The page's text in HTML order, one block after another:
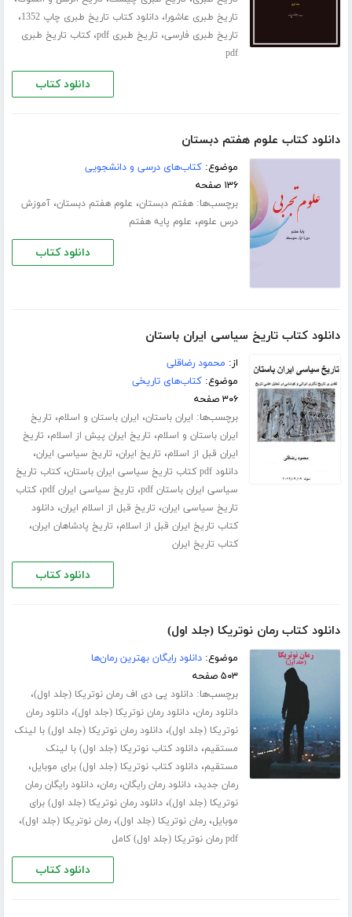
تاریخ طبری عاشورا،دانلود کتاب تاریخ طبری چاپ 1352 ،
تاریخ طبری فارسی، تاریخ طبری pdf ،کتاب تاریخ طبری
pdf
دانلود کتاب
دانلود کتاب علوم هفتم دبستان
موضوع:کتاب‌های درسی و دانشجویی
۱۳۶ صفحه
برچسب‌ها:هفتم دبستان، علوم هفتم دبستان،آموزش
درس علوم، علوم پایه هفتم
دانلود کتاب
دانلود کتاب تاریخ سیاسی ایران باستان
از: محمود رضاقلی
موضوع:کتاب‌های تاریخی
۳۰۶ صفحه
برچسب‌ها: ایران باستان، ایران باستان و اسلام، تاریخ
ایران باستان و اسلام، تاریخ ایران پیش از اسلام، تاریخ
ایران قبل از اسلام، تاریخ ایران، تاریخ سیاسی ایران،
دانلود pdf کتاب تاریخ سیاسی ایران باستان ،کتاب تاریخ
سیاسی ایران باستان pdf
، تاریخ سیاسی ایران pdf ،کتاب
تاریخ سیاسی ایران، تاریخ قبل از اسلام ایران،دانلود
کتاب تاریخ ایران قبل از اسلام، تاریخ پادشاهان ایران،
کتاب تاریخ ایران
دانلود کتاب
دانلود کتاب رمان نوتریکا (جلد اول)
موضوع:دانلود رایگان بهترین رمان‌ها
۵۰۳ صفحه
برچسب‌ها:دانلود پی دی اف رمان نوتریکا (جلد اول)،
دانلود رمان،دانلود رمان نوتریکا (جلد اول)،دانلود رمان
نوتریکا (جلد اول)،دانلود رمان نوتریکا (جلد اول) با لینک
مستقیم،دانلود کتاب نوتریکا (جلد اول) با لینک
مستقیم،دانلود کتاب نوتریکا (جلد اول) برای موبایل،
رمان جدید،دانلود رمان رایگان،رمان،دانلود رایگان رمان
نوتریکا (جلد اول)،دانلود رمان نوتریکا (جلد اول) برای
موبایل،رمان نوتریکا (جلد اول)،رمان نوتریکا (جلد اول)،
pdf رمان نوتریکا (جلد اول) کامل
دانلود کتاب